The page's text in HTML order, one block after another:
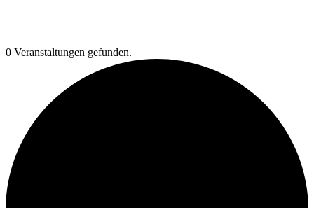
0 Veranstaltungen gefunden.